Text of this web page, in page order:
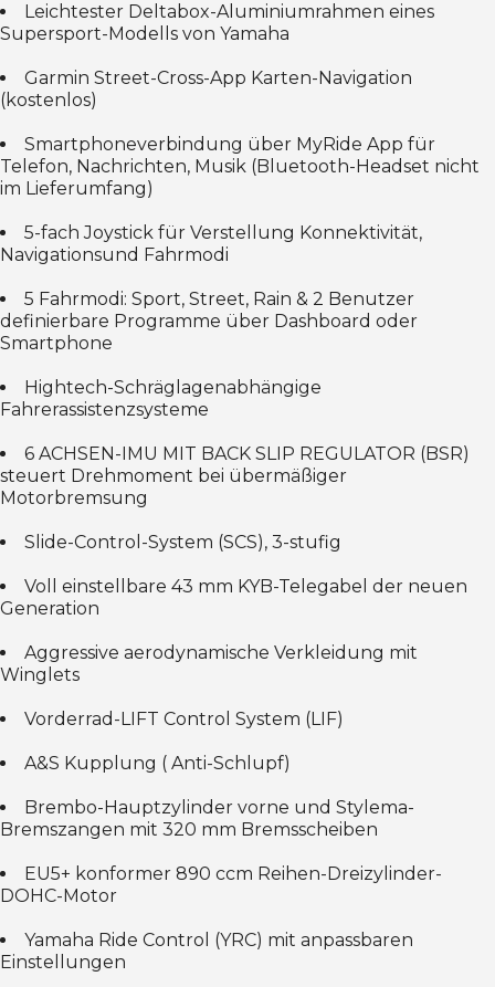
Leichtester Deltabox-Aluminiumrahmen eines
Supersport-Modells von Yamaha
Garmin Street-Cross-App Karten-Navigation
(kostenlos)
Smartphoneverbindung über MyRide App für
Telefon, Nachrichten, Musik (Bluetooth-Headset nicht
im Lieferumfang)
5-fach Joystick für Verstellung Konnektivität,
Navigationsund Fahrmodi
5 Fahrmodi: Sport, Street, Rain & 2 Benutzer
definierbare Programme über Dashboard oder
Smartphone
Hightech-Schräglagenabhängige
Fahrerassistenzsysteme
6 ACHSEN-IMU MIT BACK SLIP REGULATOR (BSR)
steuert Drehmoment bei übermäßiger
Motorbremsung
Slide-Control-System (SCS), 3-stufig
Voll einstellbare 43 mm KYB-Telegabel der neuen
Generation
Aggressive aerodynamische Verkleidung mit
Winglets
Vorderrad-LIFT Control System (LIF)
A&S Kupplung ( Anti-Schlupf)
Brembo-Hauptzylinder vorne und Stylema-
Bremszangen mit 320 mm Bremsscheiben
EU5+ konformer 890 ccm Reihen-Dreizylinder-
DOHC-Motor
Yamaha Ride Control (YRC) mit anpassbaren
Einstellungen